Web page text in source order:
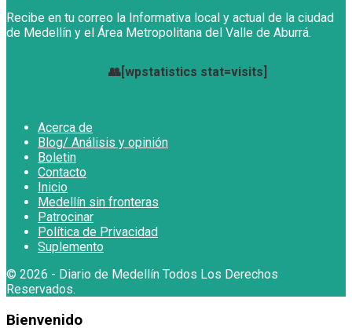
Recibe en tu correo la Informativa local y actual de la ciudad
de Medellín y el Área Metropolitana del Valle de Aburrá.
👥[wpstatistics stat=visits]
Acerca de
Blog/ Análisis y opinión
Boletin
Contacto
Inicio
Medellín sin fronteras
Patrocinar
Política de Privacidad
Suplemento
© 2026 - Diario de Medellín Todos Los Derechos
Reservados.
Bienvenido